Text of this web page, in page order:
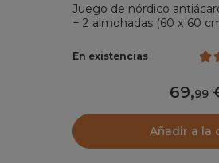
Juego de nórdico
+ 2 almohadas (60 x 60
En existencias
69,99
Añadir a la